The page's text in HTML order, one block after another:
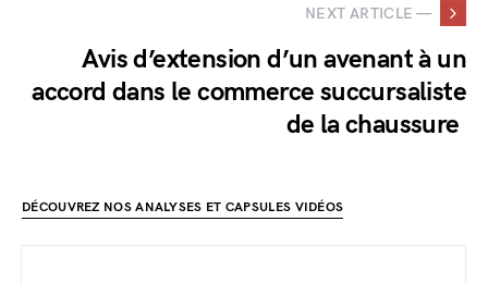
NEXT ARTICLE —
Avis d’extension d’un avenant à un
accord dans le commerce succursaliste
de la chaussure
DÉCOUVREZ NOS ANALYSES ET CAPSULES VIDÉOS